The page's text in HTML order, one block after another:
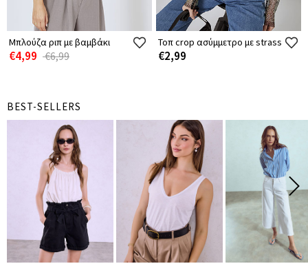
Μπλούζα ριπ με βαμβάκι
€4,99 €6,99
Τοπ crop ασύμμετρο με strass
€2,99
BEST-SELLERS